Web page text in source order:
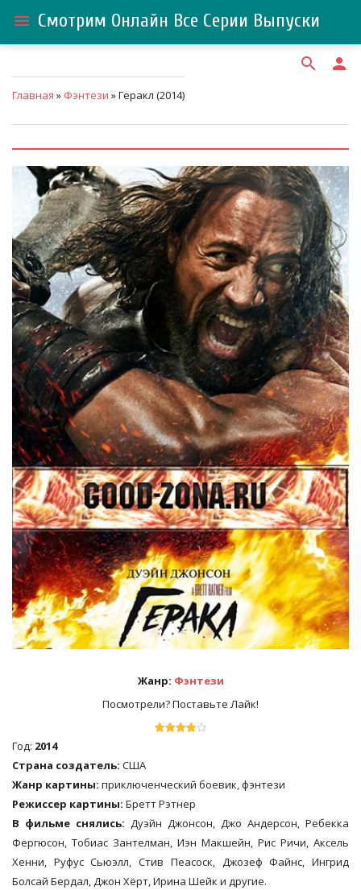
menu Смотрим Онлайн Все Серии Выпуски
search person
Главная » Фэнтези » Геракл (2014)
Жанр: Фэнтези
Посмотрели? Поставьте Лайк!
Год: 2014
Страна создатель: США
Жанр картины: приключенческий боевик, фэнтези
Режиссер картины: Бретт Рэтнер
В фильме снялись: Дуэйн Джонсон, Джо Андерсон, Ребекка
Фергюсон, Тобиас Зантелман, Иэн Макшейн, Рис Ричи, Аксель
Хенни, Руфус Сьюэлл, Стив Пеасоск, Джозеф Файнс, Ингрид
Болсай Бердал, Джон Хёрт, Ирина Шейк и другие.